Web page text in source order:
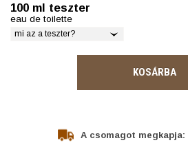
100 ml teszter
eau de toilette
mi az a teszter?
KOSÁRBA
A csomagot megkapja: